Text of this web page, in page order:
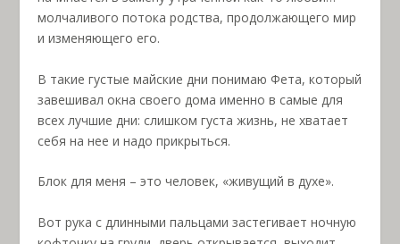
молчаливого потока родства, продолжающего мир
и изменяющего его.
В такие густые майские дни понимаю Фета, который
завешивал окна своего дома именно в самые для
всех лучшие дни: слишком густа жизнь, не хватает
себя на нее и надо прикрыться.
Блок для меня – это человек, «живущий в духе».
Вот рука с длинными пальцами застегивает ночную